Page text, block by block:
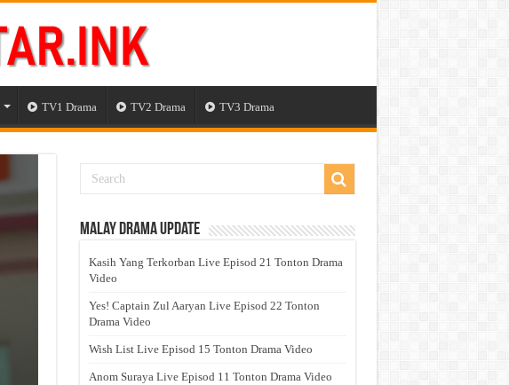
TV1 Drama TV2 Drama TV3 Drama
Malay Drama Update
Kasih Yang Terkorban Live Episod 21 Tonton Drama
Video
Yes! Captain Zul Aaryan Live Episod 22 Tonton
Drama Video
Wish List Live Episod 15 Tonton Drama Video
Anom Suraya Live Episod 11 Tonton Drama Video